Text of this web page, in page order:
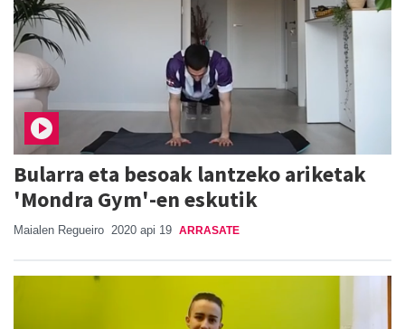
Bularra eta besoak lantzeko ariketak
'Mondra Gym'-en eskutik
Maialen Regueiro 2020 api 19 ARRASATE